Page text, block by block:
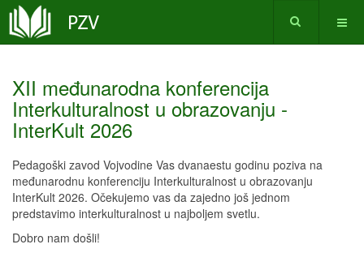
XII međunarodna konferencija
Interkulturalnost u obrazovanju -
InterKult 2026
Pedagoški zavod Vojvodine Vas dvanaestu godinu poziva na
međunarodnu konferenciju Interkulturalnost u obrazovanju
InterKult 2026. Očekujemo vas da zajedno još jednom
predstavimo interkulturalnost u najboljem svetlu.
Dobro nam došli!